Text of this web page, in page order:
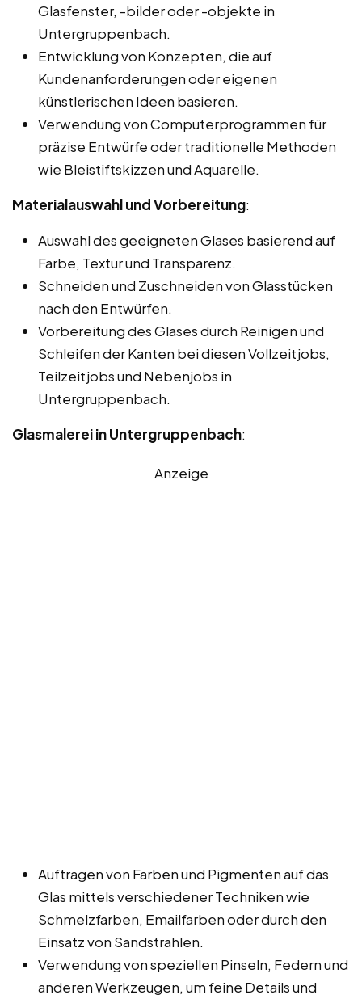
Glasfenster, -bilder oder -objekte in
Untergruppenbach.
Entwicklung von Konzepten, die auf
Kundenanforderungen oder eigenen
künstlerischen Ideen basieren.
Verwendung von Computerprogrammen für
präzise Entwürfe oder traditionelle Methoden
wie Bleistiftskizzen und Aquarelle.
Materialauswahl und Vorbereitung:
Auswahl des geeigneten Glases basierend auf
Farbe, Textur und Transparenz.
Schneiden und Zuschneiden von Glasstücken
nach den Entwürfen.
Vorbereitung des Glases durch Reinigen und
Schleifen der Kanten bei diesen Vollzeitjobs,
Teilzeitjobs und Nebenjobs in
Untergruppenbach.
Glasmalerei in Untergruppenbach:
Anzeige
Auftragen von Farben und Pigmenten auf das
Glas mittels verschiedener Techniken wie
Schmelzfarben, Emailfarben oder durch den
Einsatz von Sandstrahlen.
Verwendung von speziellen Pinseln, Federn und
anderen Werkzeugen, um feine Details und